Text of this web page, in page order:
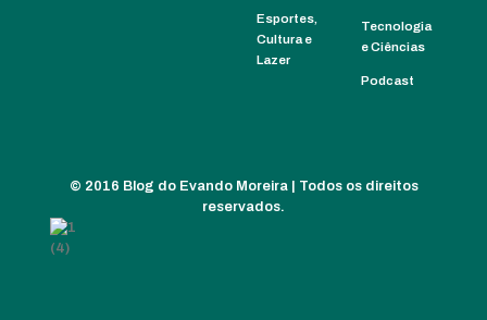
Esportes,
Cultura e
Lazer
Tecnologia
e Ciências
Podcast
© 2016 Blog do Evando Moreira| Todos os direitos
reservados.